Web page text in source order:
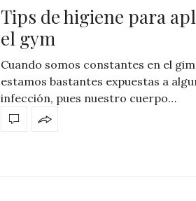
Tips de higiene para
el gym
Cuando somos constantes en el
estamos bastantes expuestas a
infección, pues nuestro cuerpo…